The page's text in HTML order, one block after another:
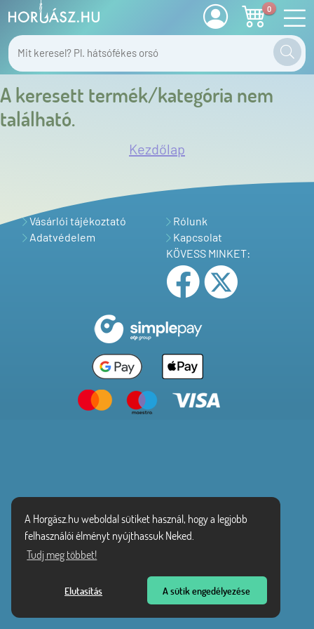
A Horgász.hu weboldal sütiket használ, hogy a legjobb
felhasználói élményt nyújthassuk Neked.
Tudj meg többet!
Elutasítás A sütik engedélyezése
0
A keresett termék/kategória nem
található.
Kezdőlap
Vásárlói tájékoztató
Adatvédelem
Rólunk
Kapcsolat
KÖVESS MINKET: